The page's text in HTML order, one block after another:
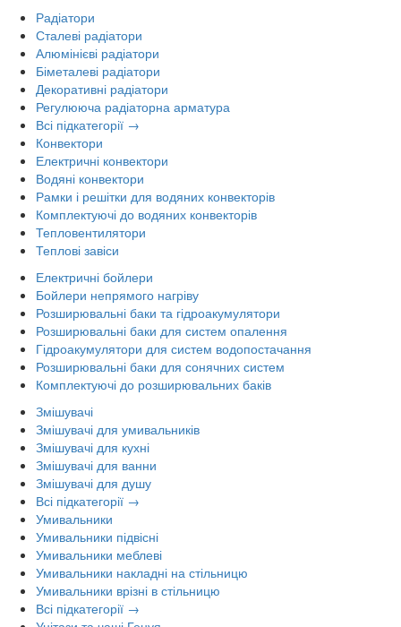
Радіатори
Сталеві радіатори
Алюмінієві радіатори
Біметалеві радіатори
Декоративні радіатори
Регулююча радіаторна арматура
Всі підкатегорії →
Конвектори
Електричні конвектори
Водяні конвектори
Рамки і решітки для водяних конвекторів
Комплектуючі до водяних конвекторів
Тепловентилятори
Теплові завіси
Електричні бойлери
Бойлери непрямого нагріву
Розширювальні баки та гідроакумулятори
Розширювальні баки для систем опалення
Гідроакумулятори для систем водопостачання
Розширювальні баки для сонячних систем
Комплектуючі до розширювальних баків
Змішувачі
Змішувачі для умивальників
Змішувачі для кухні
Змішувачі для ванни
Змішувачі для душу
Всі підкатегорії →
Умивальники
Умивальники підвісні
Умивальники меблеві
Умивальники накладні на стільницю
Умивальники врізні в стільницю
Всі підкатегорії →